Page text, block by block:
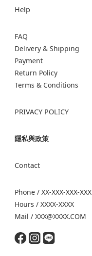
Help
FAQ
Delivery & Shipping
Payment
Return Policy
Terms & Conditions
PRIVACY POLICY
隱私與政策
Contact
Phone / XX-XXX-XXX-XXX
Hours / XXXX-XXXX
Mail / XXX@XXXX.COM